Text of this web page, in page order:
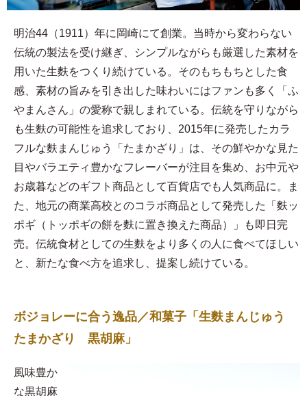
明治44（1911）年に岡崎にて創業。当時から変わらない
伝統の製法を受け継ぎ、シンプルながらも厳選した素材を
用いた生麩をつくり続けている。そのもちもちとした食
感、素材の旨みを引き出した味わいにはファンも多く「ふ
やまんさん」の愛称で親しまれている。伝統を守りながら
も生麩の可能性を追求しており、2015年に発売したカラ
フルな麩まんじゅう「たまかざり」は、その鮮やかな見た
目やバラエティ豊かなフレーバーが注目を集め、お中元や
お歳暮などのギフト商品として百貨店でも人気商品に。ま
た、地元の商業高校とのコラボ商品として発売した「麩ッ
ポギ（トッポギの餅を麩に置き換えた商品）」も即日完
売。伝統食材としての生麩をより多くの人に食べてほしい
と、新たな食べ方を追求し、提案し続けている。
ボジョレーに合う逸品／和菓子「生麩まんじゅう
たまかざり 黒胡麻」
風味豊か
な黒胡麻